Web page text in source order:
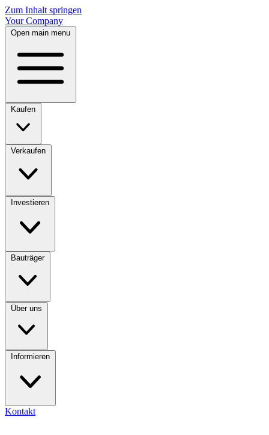
Zum Inhalt springen
Your Company
Open main menu
Kaufen
Verkaufen
Investieren
Bauträger
Über uns
Informieren
Kontakt